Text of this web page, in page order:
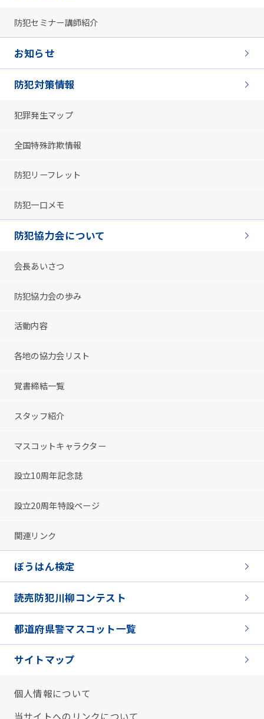
防犯セミナー講師紹介
お知らせ
防犯対策情報
犯罪発生マップ
全国特殊詐欺情報
防犯リーフレット
防犯一口メモ
防犯協力会について
会長あいさつ
防犯協力会の歩み
活動内容
各地の協力会リスト
覚書締結一覧
スタッフ紹介
マスコットキャラクター
設立10周年記念誌
設立20周年特設ページ
関連リンク
ぼうはん検定
読売防犯川柳コンテスト
都道府県警マスコット一覧
サイトマップ
個人情報について
当サイトへのリンクについて